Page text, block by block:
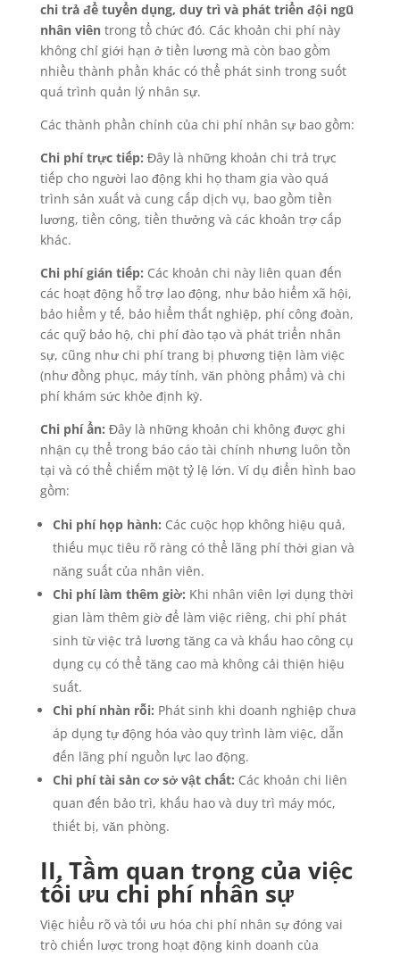
chi trả để tuyển dụng, duy trì và phát triển đội ngũ
nhân viêntrong tổ chức đó. Các khoản chi phí này
không chỉ giới hạn ở tiền lương mà còn bao gồm
nhiều thành phần khác có thể phát sinh trong suốt
quá trình quản lý nhân sự.
Các thành phần chính của chi phí nhân sự bao gồm:
Chi phí trực tiếp: Đây là những khoản chi trả trực
tiếp cho người lao động khi họ tham gia vào quá
trình sản xuất và cung cấp dịch vụ, bao gồm tiền
lương, tiền công, tiền thưởng và các khoản trợ cấp
khác.
Chi phí gián tiếp: Các khoản chi này liên quan đến
các hoạt động hỗ trợ lao động, như bảo hiểm xã hội,
bảo hiểm y tế, bảo hiểm thất nghiệp, phí công đoàn,
các quỹ bảo hộ, chi phí đào tạo và phát triển nhân
sự, cũng như chi phí trang bị phương tiện làm việc
(như đồng phục, máy tính, văn phòng phẩm) và chi
phí khám sức khỏe định kỳ.
Chi phí ẩn: Đây là những khoản chi không được ghi
nhận cụ thể trong báo cáo tài chính nhưng luôn tồn
tại và có thể chiếm một tỷ lệ lớn. Ví dụ điển hình bao
gồm:
Chi phí họp hành: Các cuộc họp không hiệu quả,
thiếu mục tiêu rõ ràng có thể lãng phí thời gian và
năng suất của nhân viên.
Chi phí làm thêm giờ: Khi nhân viên lợi dụng thời
gian làm thêm giờ để làm việc riêng, chi phí phát
sinh từ việc trả lương tăng ca và khấu hao công cụ
dụng cụ có thể tăng cao mà không cải thiện hiệu
suất.
Chi phí nhàn rỗi: Phát sinh khi doanh nghiệp chưa
áp dụng tự động hóa vào quy trình làm việc, dẫn
đến lãng phí nguồn lực lao động.
Chi phí tài sản cơ sở vật chất: Các khoản chi liên
quan đến bảo trì, khấu hao và duy trì máy móc,
thiết bị, văn phòng.
II. Tầm quan trọng của việc
tối ưu chi phí nhân sự
Việc hiểu rõ và tối ưu hóa chi phí nhân sự đóng vai
trò chiến lược trong hoạt động kinh doanh của